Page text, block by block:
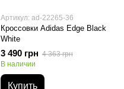
Артикул: ad-22265-36
Кроссовки Adidas Edge Black
White
3 490 грн 4 363 грн
В наличии
Купить